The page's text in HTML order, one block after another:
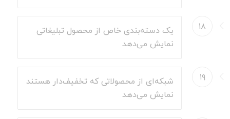
۱۸
یک دسته‌بندی خاص از محصول تبلیغاتی
نمایش می‌دهد
۱۹
شبکه‌ای از محصولاتی که تخفیف‌دار هستند
نمایش می‌دهد